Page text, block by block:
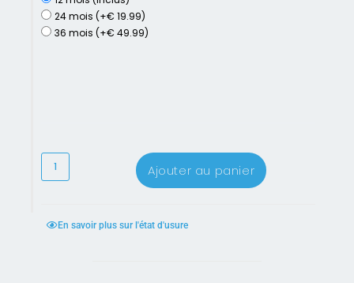
24 mois (+€ 19.99)
36 mois (+€ 49.99)
Ajouter au panier
En savoir plus sur l'état d'usure